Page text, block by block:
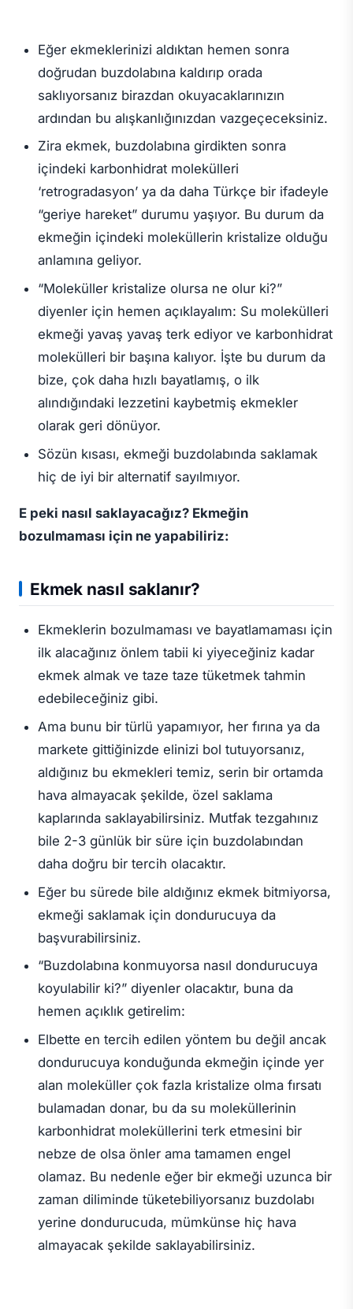
Eğer ekmeklerinizi aldıktan hemen sonra
doğrudan buzdolabına kaldırıp orada
saklıyorsanız birazdan okuyacaklarınızın
ardından bu alışkanlığınızdan vazgeçeceksiniz.
Zira ekmek, buzdolabına girdikten sonra
içindeki karbonhidrat molekülleri
‘retrogradasyon’ ya da daha Türkçe bir ifadeyle
“geriye hareket” durumu yaşıyor. Bu durum da
ekmeğin içindeki moleküllerin kristalize olduğu
anlamına geliyor.
“Moleküller kristalize olursa ne olur ki?”
diyenler için hemen açıklayalım: Su molekülleri
ekmeği yavaş yavaş terk ediyor ve karbonhidrat
molekülleri bir başına kalıyor. İşte bu durum da
bize, çok daha hızlı bayatlamış, o ilk
alındığındaki lezzetini kaybetmiş ekmekler
olarak geri dönüyor.
Sözün kısası, ekmeği buzdolabında saklamak
hiç de iyi bir alternatif sayılmıyor.
E peki nasıl saklayacağız? Ekmeğin
bozulmaması için ne yapabiliriz:
Ekmek nasıl saklanır?
Ekmeklerin bozulmaması ve bayatlamaması için
ilk alacağınız önlem tabii ki yiyeceğiniz kadar
ekmek almak ve taze taze tüketmek tahmin
edebileceğiniz gibi.
Ama bunu bir türlü yapamıyor, her fırına ya da
markete gittiğinizde elinizi bol tutuyorsanız,
aldığınız bu ekmekleri temiz, serin bir ortamda
hava almayacak şekilde, özel saklama
kaplarında saklayabilirsiniz. Mutfak tezgahınız
bile 2-3 günlük bir süre için buzdolabından
daha doğru bir tercih olacaktır.
Eğer bu sürede bile aldığınız ekmek bitmiyorsa,
ekmeği saklamak için dondurucuya da
başvurabilirsiniz.
“Buzdolabına konmuyorsa nasıl dondurucuya
koyulabilir ki?” diyenler olacaktır, buna da
hemen açıklık getirelim:
Elbette en tercih edilen yöntem bu değil ancak
dondurucuya konduğunda ekmeğin içinde yer
alan moleküller çok fazla kristalize olma fırsatı
bulamadan donar, bu da su moleküllerinin
karbonhidrat moleküllerini terk etmesini bir
nebze de olsa önler ama tamamen engel
olamaz. Bu nedenle eğer bir ekmeği uzunca bir
zaman diliminde tüketebiliyorsanız buzdolabı
yerine dondurucuda, mümkünse hiç hava
almayacak şekilde saklayabilirsiniz.